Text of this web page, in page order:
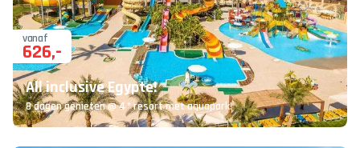
vanaf
626,-
All inclusive Egypte!
8 dagen genieten @ 4* resort met aquapark!